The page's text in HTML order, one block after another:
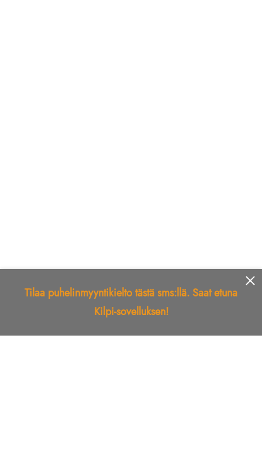
Tilaa puhelinmyyntikielto tästä sms:llä. Saat etuna
Kilpi-sovelluksen!